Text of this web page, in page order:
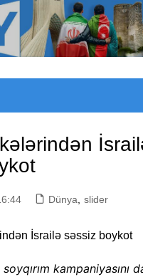
Dünya slider
kampaniyasını